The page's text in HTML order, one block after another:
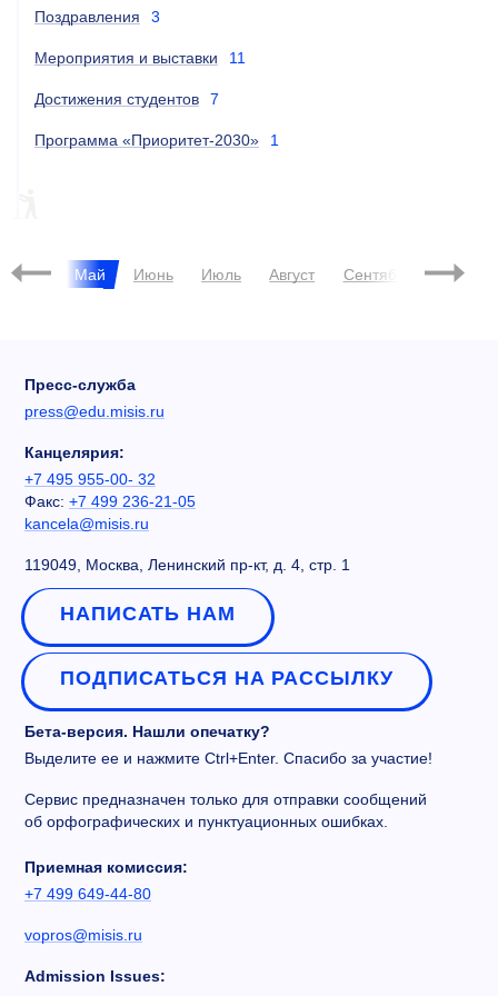
Поздравления 3
Мероприятия и выставки 11
Достижения студентов 7
Программа «Приоритет-2030» 1
Май Июнь Июль Август Сентябрь
Пресс-служба
press@edu.misis.ru
Канцелярия:
+7 495 955-00- 32
Факс: +7 499 236-21-05
kancela@misis.ru
119049, Москва, Ленинский пр-кт, д. 4, стр. 1
НАПИСАТЬ НАМ
ПОДПИСАТЬСЯ НА РАССЫЛКУ
Бета-версия. Нашли опечатку?
Выделите ее и нажмите Ctrl+Enter. Спасибо за участие!
Сервис предназначен только для отправки сообщений
об орфографических и пунктуационных ошибках.
Приемная комиссия:
+7 499 649-44-80
vopros@misis.ru
Admission Issues: